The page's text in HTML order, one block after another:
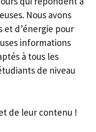
Nous avons
et d’énergie pour
informations
à tous les
de niveau
de leur contenu !